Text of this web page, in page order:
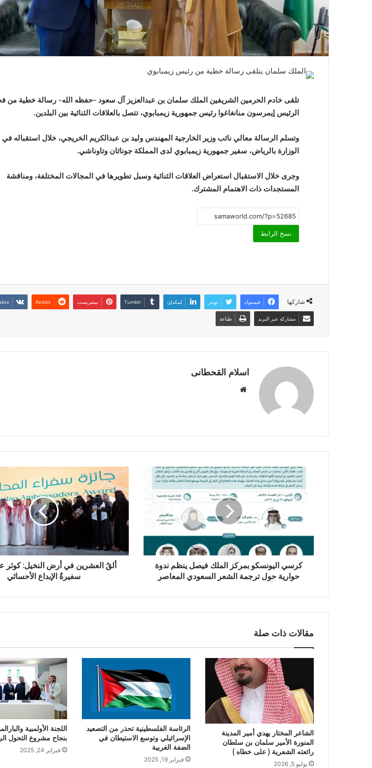
تلقى خادم الحرمين الشريفين الملك سلمان بن عبدالعزيز آل سعود -حفظه الله- رسالة خطية من
الرئيس إيمرسون منانغاغوا رئيس جمهورية زيمبابوي، تتصل بالعلاقات الثنائية بين البلدين.
وتسلم الرسالة معالي نائب وزير الخارجية المهندس وليد بن عبدالكريم الخريجي، خلال استقباله في
الوزارة بالرياض، سفير جمهورية زيمبابوي لدى المملكة جوناثان وتاوناشي.
وجرى خلال الاستقبال استعراض العلاقات الثنائية وسبل تطويرها في المجالات المختلفة، ومناقشة
المستجدات ذات الاهتمام المشترك.
نسخ الرابط
شاركها فيسبوك تويتر لينكدإن بينتيريست
مشاركة عبر البريد طباعة
اسلام القحطانى
ا
ي
ب
كرسي اليونسكو بمركز الملك فيصل ينظم ندوة
حوارية حول ترجمة الشعر السعودي المعاصر
ألقُ العشرين في أرض النخيل: كوثر
سفيرةُ الإبداع الأحسائي
مقالات ذات صلة
الشاعر المختار يهدي أمير المدينة
المنورة الأمير سلمان بن سلطان
رائعته الشعرية ( على خطاه )
يوليو 5, 2026
الرئاسة الفلسطينية تحذر من التصعيد
الإسرائيلي وتوسع الاستيطان في
الضفة الغربية
فبراير 19, 2025
اللجنة الأولمبية
بنجاح مشروع التحول
فبراير 24, 2025